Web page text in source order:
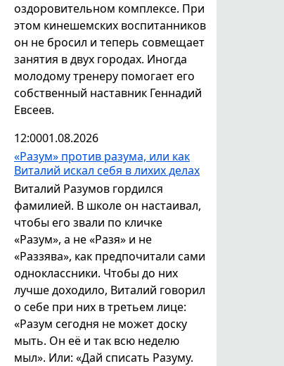
оздоровительном комплексе. При
этом кинешемских воспитанников
он не бросил и теперь совмещает
занятия в двух городах. Иногда
молодому тренеру помогает его
собственный наставник Геннадий
Евсеев.
12:0001.08.2026
«Разум» против разума, или как
Виталий искал себя в лихих делах
Виталий Разумов гордился
фамилией. В школе он настаивал,
чтобы его звали по кличке
«Разум», а не «Разя» и не
«Раззява», как предпочитали сами
одноклассники. Чтобы до них
лучше доходило, Виталий говорил
о себе при них в третьем лице:
«Разум сегодня не может доску
мыть. Он её и так всю неделю
мыл». Или: «Дай списать Разуму.